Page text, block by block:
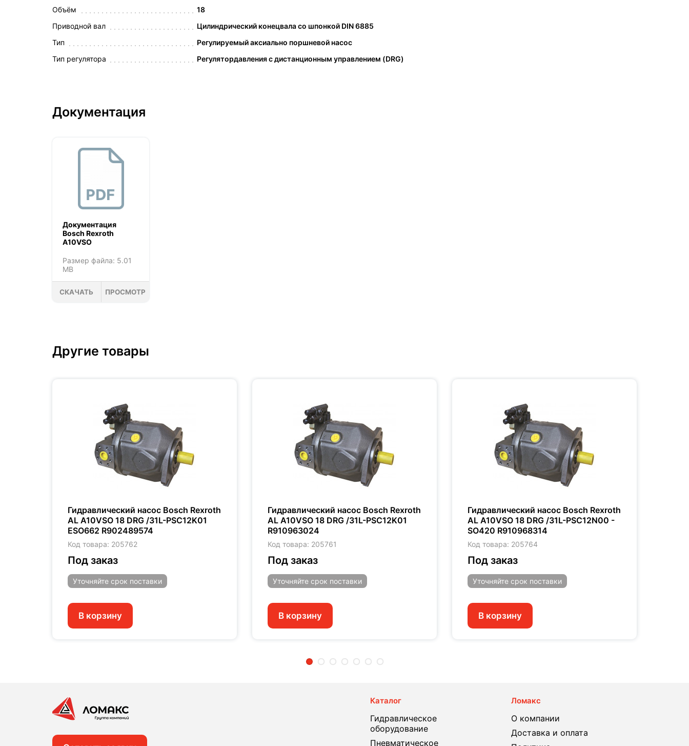
Объём
18
Приводной вал
Цилиндрический конецвала со шпонкой DIN 6885
Тип
Регулируемый аксиально поршневой насос
Тип регулятора
Регулятордавления с дистанционным управлением (DRG)
Документация
Документация
Bosch Rexroth
A10VSO
Размер файла: 5.01
MB
СКАЧАТЬ ПРОСМОТР
Другие товары
Гидравлический насос Bosch Rexroth
AL A10VSO 18 DRG /31L-PSC12K01
ESO662 R902489574
Код товара: 205762
Под заказ
Уточняйте срок поставки
В корзину
Гидравлический насос Bosch Rexroth
AL A10VSO 18 DRG /31L-PSC12K01
R910963024
Код товара: 205761
Под заказ
Уточняйте срок поставки
В корзину
Гидравлический насос Bosch Rexroth
AL A10VSO 18 DRG /31L-PSC12N00 -
SO420 R910968314
Код товара: 205764
Под заказ
Уточняйте срок поставки
В корзину
Каталог
Гидравлическое
оборудование
Пневматическое
Ломакс
О компании
Доставка и оплата